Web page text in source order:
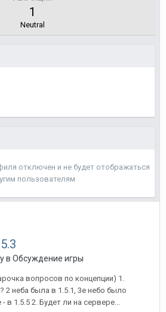
1
Neutral
отключен и не будет отображаться
пользователям
в Обсуждение игры
вопросов по концепции) 1.
2 неба была в 1.5.1, 3е небо было
в 1.5.5 2. Будет ли на сервере...